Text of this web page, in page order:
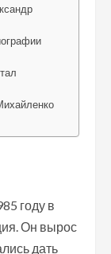
году в
Он вырос
дать